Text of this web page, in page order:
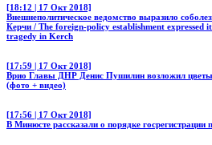
[18:12 | 17 Окт 2018]
Внешнеполитическое ведомство выразило
Керчи / The foreign-policy establishment expressed
tragedy in Kerch
[17:59 | 17 Окт 2018]
Врио Главы ДНР Денис Пушилин возложил цветы
(фото + видео)
[17:56 | 17 Окт 2018]
В Минюсте рассказали о порядке